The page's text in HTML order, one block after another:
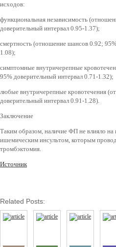
исходов:
функциональная независимость
доверительный интервал 0.95-1.37);
смертность (отношение шансов 0.92;
1.08);
симптомные внутричерепные
95% доверительный интервал 0.71-1.32);
любые внутричерепные кровотечения
доверительный интервал 0.91-1.28).
Заключение
Таким образом, наличие ФП не влияло
ишемическим инсультом, которым
тромбэктомия.
Источник
Related Posts: